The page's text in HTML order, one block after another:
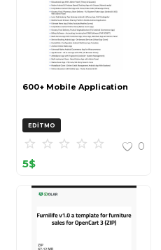
600+ Mobile Application
EDITMO
0
5$